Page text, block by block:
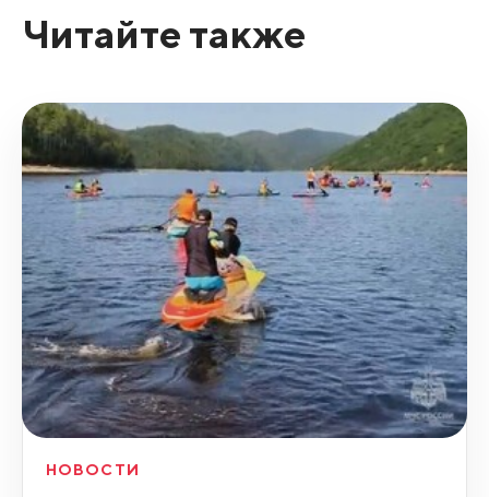
Читайте также
НОВОСТИ